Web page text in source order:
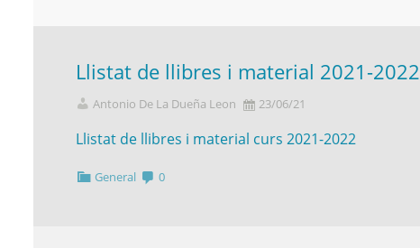
Llistat de llibres i material 2021-2022
Antonio De La Dueña Leon 23/06/21
Llistat de llibres i material curs 2021-2022
General 0